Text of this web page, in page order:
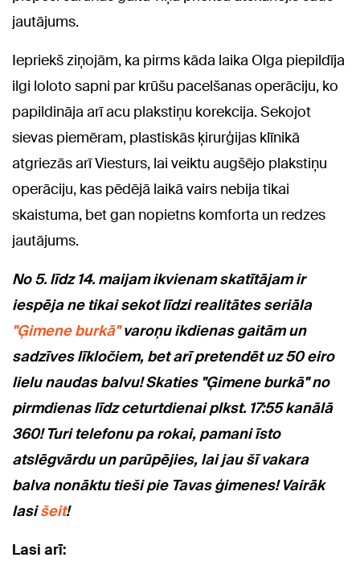
jautājums.
Iepriekš ziņojām, ka pirms kāda laika Olga piepildīja
ilgi loloto sapni par krūšu pacelšanas operāciju, ko
papildināja arī acu plakstiņu korekcija. Sekojot
sievas piemēram, plastiskās ķirurģijas klīnikā
atgriezās arī Viesturs, lai veiktu augšējo plakstiņu
operāciju, kas pēdējā laikā vairs nebija tikai
skaistuma, bet gan nopietns komforta un redzes
jautājums.
No 5. līdz 14. maijam ikvienam skatītājam ir
iespēja ne tikai sekot līdzi realitātes seriāla
"Ģimene burkā"varoņu ikdienas gaitām un
sadzīves līkločiem, bet arī pretendēt uz 50 eiro
lielu naudas balvu! Skaties "Ģimene burkā" no
pirmdienas līdz ceturtdienai plkst. 17:55 kanālā
360! Turi telefonu pa rokai, pamani īsto
atslēgvārdu un parūpējies, lai jau šī vakara
balva nonāktu tieši pie Tavas ģimenes! Vairāk
lasišeit!
Lasi arī: